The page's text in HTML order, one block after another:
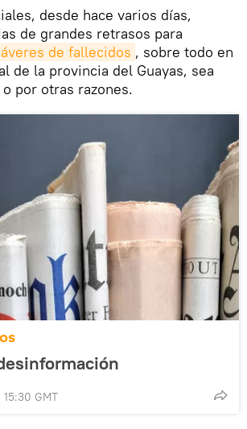
desde hace varios días,
de grandes retrasos para
de fallecidos , sobre todo en
de la provincia del Guayas, sea
por otras razones.
GMT